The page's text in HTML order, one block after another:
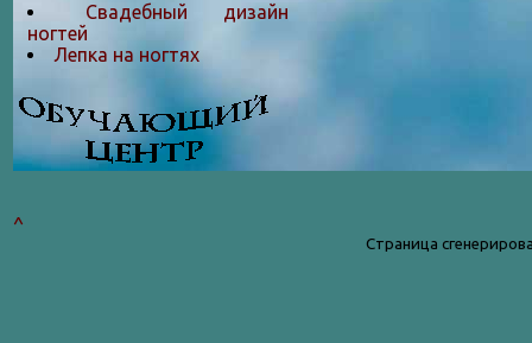
Свадебный дизайн
ногтей
Лепка на ногтяx
^
Страница